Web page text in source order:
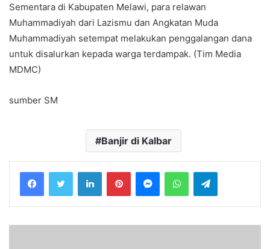
Sementara di Kabupaten Melawi, para relawan
Muhammadiyah dari Lazismu dan Angkatan Muda
Muhammadiyah setempat melakukan penggalangan dana
untuk disalurkan kepada warga terdampak. (Tim Media
MDMC)
sumber SM
Banjir di Kalbar
LinkedInPinterestMessengerWhatsAppTelegram